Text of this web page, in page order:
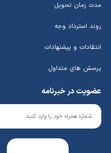
مدت زمان تحویل
روند استرداد وجه
انتقادات و پیشنهادات
پرسش های متداول
عضویت در خبرنامه